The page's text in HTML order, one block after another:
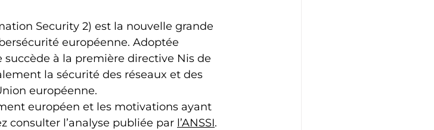
Security 2) est la nouvelle grande
européenne. Adoptée
à la première directive Nis de
la sécurité des réseaux et des
européenne.
européen et les motivations ayant
consulter l’analyse publiée par l’ANSSI.